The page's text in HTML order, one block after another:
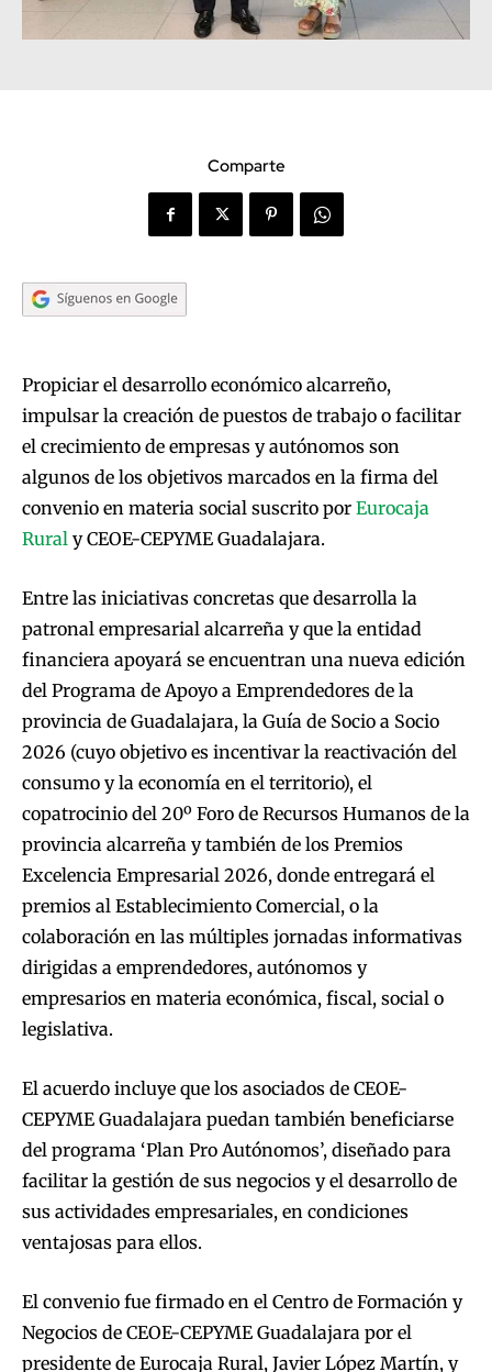
Comparte
Propiciar el desarrollo económico alcarreño,
impulsar la creación de puestos de trabajo o facilitar
el crecimiento de empresas y autónomos son
algunos de los objetivos marcados en la firma del
convenio en materia social suscrito por Eurocaja
Rural y CEOE-CEPYME Guadalajara.
Entre las iniciativas concretas que desarrolla la
patronal empresarial alcarreña y que la entidad
financiera apoyará se encuentran una nueva edición
del Programa de Apoyo a Emprendedores de la
provincia de Guadalajara, la Guía de Socio a Socio
2026 (cuyo objetivo es incentivar la reactivación del
consumo y la economía en el territorio), el
copatrocinio del 20º Foro de Recursos Humanos de la
provincia alcarreña y también de los Premios
Excelencia Empresarial 2026, donde entregará el
premios al Establecimiento Comercial, o la
colaboración en las múltiples jornadas informativas
dirigidas a emprendedores, autónomos y
empresarios en materia económica, fiscal, social o
legislativa.
El acuerdo incluye que los asociados de CEOE-
CEPYME Guadalajara puedan también beneficiarse
del programa ‘Plan Pro Autónomos’, diseñado para
facilitar la gestión de sus negocios y el desarrollo de
sus actividades empresariales, en condiciones
ventajosas para ellos.
El convenio fue firmado en el Centro de Formación y
Negocios de CEOE-CEPYME Guadalajara por el
presidente de Eurocaja Rural, Javier López Martín, y